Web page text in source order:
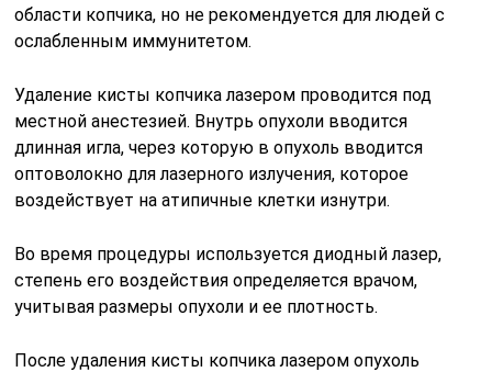
области копчика, но не рекомендуется для людей с
ослабленным иммунитетом.
Удаление кисты копчика лазером проводится под
местной анестезией. Внутрь опухоли вводится
длинная игла, через которую в опухоль вводится
оптоволокно для лазерного излучения, которое
воздействует на атипичные клетки изнутри.
Во время процедуры используется диодный лазер,
степень его воздействия определяется врачом,
учитывая размеры опухоли и ее плотность.
После удаления кисты копчика лазером опухоль